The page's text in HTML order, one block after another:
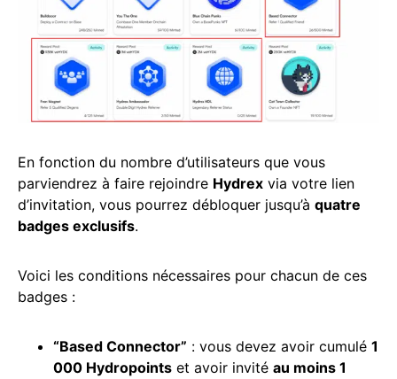
En fonction du nombre d’utilisateurs que vous
parviendrez à faire rejoindre Hydrex via votre lien
d’invitation, vous pourrez débloquer jusqu’à quatre
badges exclusifs.
Voici les conditions nécessaires pour chacun de ces
badges :
“Based Connector” : vous devez avoir cumulé 1
000 Hydropoints et avoir invité au moins 1